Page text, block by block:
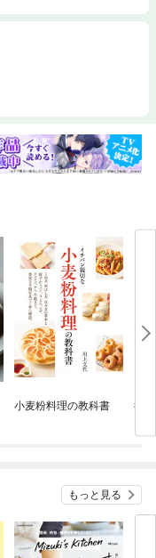
小麦粉料理の教科書
行
もっと見る